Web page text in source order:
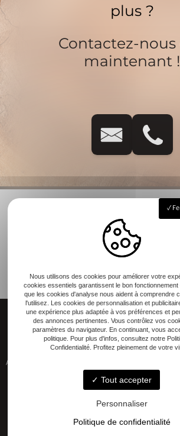
plus ?
Contactez-nous
maintenant !
Accueil
Contact
Nous utilisons des cookies pour améliorer votre
cookies essentiels garantissent le bon fonctionnement
que les cookies d'analyse nous aident à comprendre
l'utilisez. Les cookies de personnalisation et
une expérience plus adaptée à vos préférences et
des annonces pertinentes. Vous contrôlez vos
paramètres du navigateur. En continuant, vous
politique. Pour plus d'infos, consultez notre
Confidentialité. Profitez pleinement de votre
Tout accepter
Personnaliser
Politique de confidentialité